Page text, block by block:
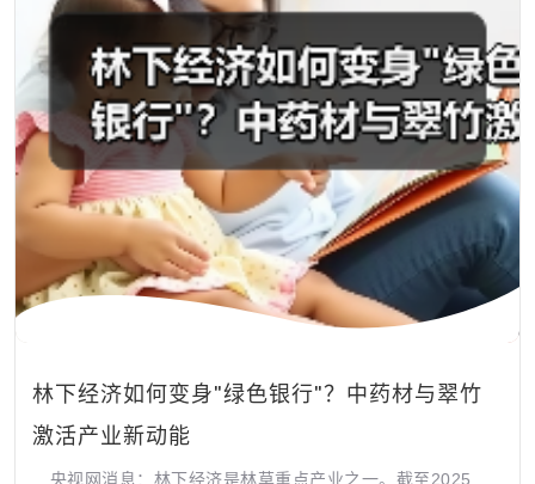
林下经济如何变身"绿色银行"？中药材与翠竹
激活产业新动能
央视网消息：林下经济是林草重点产业之一。截至2025